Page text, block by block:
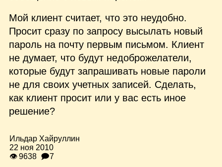
Мой клиент считает, что это неудобно.
Просит сразу по запросу высылать новый
пароль на почту первым письмом. Клиент
не думает, что будут недоброжелатели,
которые будут запрашивать новые пароли
не для своих учетных записей. Сделать,
как клиент просит или у вас есть иное
решение?
Ильдар Хайруллин
22 ноя 2010
👁 9638 🗩7